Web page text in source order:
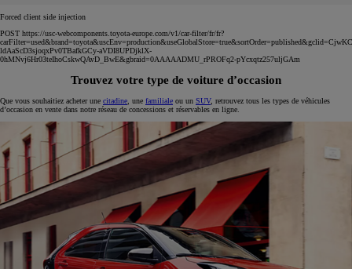
Forced client side injection
POST https://usc-webcomponents.toyota-europe.com/v1/car-filter/fr/fr?
ldAaScD3sjoqxPv0TBafkGCy-aVDI8UPDjklX-
0hMNvj6Hr03teIhoCskwQAvD_BwE&gbraid=0AAAAADMU_rPROFq2-pYcxqtz257uljGAm
Trouvez votre type de voiture d’occasion
Que vous souhaitiez acheter une citadine , une familiale ou un SUV, retrouvez tous les types de véhicules
d’occasion en vente dans notre réseau de concessions et réservables en ligne.